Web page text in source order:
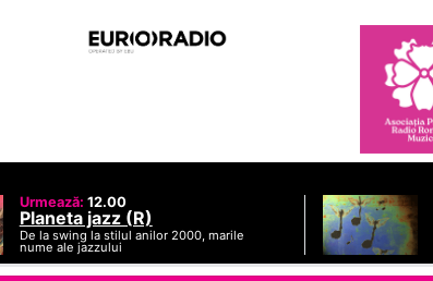
Urmează: 12.00
Planeta jazz (R)
De la swing la stilul anilor 2000, marile
nume ale jazzului